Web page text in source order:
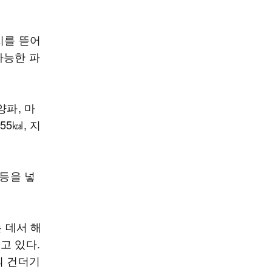
를 뜯어
능한 파
파, 마
㎉, 지
을 넣
데서 해
있다.
건더기